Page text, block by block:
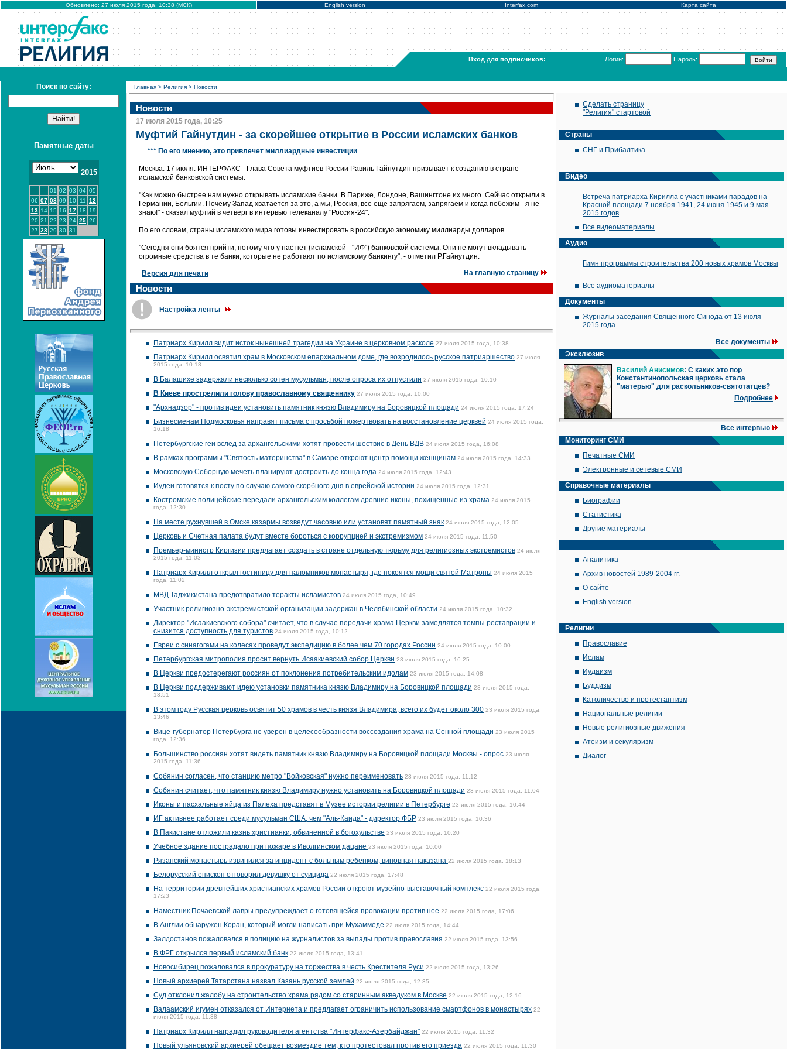
Обновлено: 27 июля 2015 года, 10:38 (МСК) English version Interfax.com Карта сайта
Вход для подписчиков: Логин: Пароль:
Поиск по сайту:
Памятные даты
2015
01 02 03 04 05
06 07 08 09 10 11
12
13 14 15 16 17 18
19
20 21 22 23 24 25 26
27 28 29 30 31
Главная > Религия > Новости
Новости
17 июля 2015 года, 10:25
Муфтий Гайнутдин - за скорейшее открытие в России исламских банков
*** По его мнению, это привлечет миллиардные инвестиции
Москва. 17 июля. ИНТЕРФАКС - Глава Совета муфтиев России Равиль Гайнутдин призывает к созданию в стране
исламской банковской системы.
"Как можно быстрее нам нужно открывать исламские банки. В Париже, Лондоне, Вашингтоне их много. Сейчас открыли в
Германии, Бельгии. Почему Запад хватается за это, а мы, Россия, все еще запрягаем, запрягаем и когда побежим - я не
знаю!" - сказал муфтий в четверг в интервью телеканалу "Россия-24".
По его словам, страны исламского мира готовы инвестировать в российскую экономику миллиарды долларов.
"Сегодня они боятся прийти, потому что у нас нет (исламской - "ИФ") банковской системы. Они не могут вкладывать
огромные средства в те банки, которые не работают по исламскому банкингу", - отметил Р.Гайнутдин.
Версия для печати На главную страницу
Новости
Настройка ленты
Патриарх Кирилл видит исток нынешней трагедии на Украине в церковном расколе 27 июля 2015 года, 10:38
Патриарх Кирилл освятил храм в Московском епархиальном доме, где возродилось русское патриаршество 27 июля
2015 года, 10:18
В Балашихе задержали несколько сотен мусульман, после опроса их отпустили 27 июля 2015 года, 10:10
В Киеве прострелили голову православному священнику 27 июля 2015 года, 10:00
"Архнадзор" - против идеи установить памятник князю Владимиру на Боровицкой площади 24 июля 2015 года, 17:24
Бизнесменам Подмосковья направят письма с просьбой пожертвовать на восстановление церквей 24 июля 2015 года,
16:18
Петербургские геи вслед за архангельскими хотят провести шествие в День ВДВ 24 июля 2015 года, 16:08
В рамках программы "Святость материнства" в Самаре откроют центр помощи женщинам 24 июля 2015 года, 14:33
Московскую Соборную мечеть планируют достроить до конца года 24 июля 2015 года, 12:43
Иудеи готовятся к посту по случаю самого скорбного дня в еврейской истории 24 июля 2015 года, 12:31
Костромские полицейские передали архангельским коллегам древние иконы, похищенные из храма 24 июля 2015
года, 12:30
На месте рухнувшей в Омске казармы возведут часовню или установят памятный знак 24 июля 2015 года, 12:05
Церковь и Счетная палата будут вместе бороться с коррупцией и экстремизмом 24 июля 2015 года, 11:50
Премьер-министр Киргизии предлагает создать в стране отдельную тюрьму для религиозных экстремистов 24 июля
2015 года, 11:03
Патриарх Кирилл открыл гостиницу для паломников монастыря, где покоятся мощи святой Матроны 24 июля 2015
года, 11:02
МВД Таджикистана предотвратило теракты исламистов 24 июля 2015 года, 10:49
Участник религиозно-экстремистской организации задержан в Челябинской области 24 июля 2015 года, 10:32
Директор "Исаакиевского собора" считает, что в случае передачи храма Церкви замедлятся темпы реставрации и
снизится доступность для туристов 24 июля 2015 года, 10:12
Евреи с синагогами на колесах проведут экспедицию в более чем 70 городах России 24 июля 2015 года, 10:00
Петербургская митрополия просит вернуть Исаакиевский собор Церкви 23 июля 2015 года, 16:25
В Церкви предостерегают россиян от поклонения потребительским идолам 23 июля 2015 года, 14:08
В Церкви поддерживают идею установки памятника князю Владимиру на Боровицкой площади 23 июля 2015 года,
13:51
В этом году Русская церковь освятит 50 храмов в честь князя Владимира, всего их будет около 300 23 июля 2015 года,
13:46
Вице-губернатор Петербурга не уверен в целесообразности воссоздания храма на Сенной площади 23 июля 2015
года, 12:36
Большинство россиян хотят видеть памятник князю Владимиру на Боровицкой площади Москвы - опрос 23 июля
2015 года, 11:36
Собянин согласен, что станцию метро "Войковская" нужно переименовать 23 июля 2015 года, 11:12
Собянин считает, что памятник князю Владимиру нужно установить на Боровицкой площади 23 июля 2015 года, 11:04
Иконы и пасхальные яйца из Палеха представят в Музее истории религии в Петербурге 23 июля 2015 года, 10:44
ИГ активнее работает среди мусульман США, чем "Аль-Каида" - директор ФБР 23 июля 2015 года, 10:36
В Пакистане отложили казнь христианки, обвиненной в богохульстве 23 июля 2015 года, 10:20
Учебное здание пострадало при пожаре в Иволгинском дацане 23 июля 2015 года, 10:00
Рязанский монастырь извинился за инцидент с больным ребенком, виновная наказана 22 июля 2015 года, 18:13
Белорусский епископ отговорил девушку от суицида 22 июля 2015 года, 17:48
На территории древнейших христианских храмов России откроют музейно-выставочный комплекс 22 июля 2015 года,
17:23
Наместник Почаевской лавры предупреждает о готовящейся провокации против нее 22 июля 2015 года, 17:06
В Англии обнаружен Коран, который могли написать при Мухаммеде 22 июля 2015 года, 14:44
Залдостанов пожаловался в полицию на журналистов за выпады против православия 22 июля 2015 года, 13:56
В ФРГ открылся первый исламский банк 22 июля 2015 года, 13:41
Новосибирец пожаловался в прокуратуру на торжества в честь Крестителя Руси 22 июля 2015 года, 13:26
Новый архиерей Татарстана назвал Казань русской землей 22 июля 2015 года, 12:35
Суд отклонил жалобу на строительство храма рядом со старинным акведуком в Москве 22 июля 2015 года, 12:16
Валаамский игумен отказался от Интернета и предлагает ограничить использование смартфонов в монастырях 22
июля 2015 года, 11:38
Патриарх Кирилл наградил руководителя агентства "Интерфакс-Азербайджан" 22 июля 2015 года, 11:32
Новый ульяновский архиерей обещает возмездие тем, кто протестовал против его приезда 22 июля 2015 года, 11:30
Сделать страницу
"Религия" стартовой
Страны
СНГ и Прибалтика
Видео
Встреча патриарха Кирилла с участниками парадов на
Красной площади 7 ноября 1941, 24 июня 1945 и 9 мая
2015 годов
Все видеоматериалы
Аудио
Гимн программы строительства 200 новых храмов Москвы
Все аудиоматериалы
Документы
Журналы заседания Священного Синода от 13 июля
2015 года
Все документы
Эксклюзив
Василий Анисимов: С каких это пор
Константинопольская церковь стала
"матерью" для раскольников-святотатцев?
Подробнее
Все интервью
Мониторинг СМИ
Печатные СМИ
Электронные и сетевые СМИ
Справочные материалы
Биографии
Статистика
Другие материалы
Аналитика
Архив новостей 1989-2004 гг.
О сайте
English version
Религии
Православие
Ислам
Иудаизм
Буддизм
Католичество и протестантизм
Национальные религии
Новые религиозные движения
Атеизм и секуляризм
Диалог